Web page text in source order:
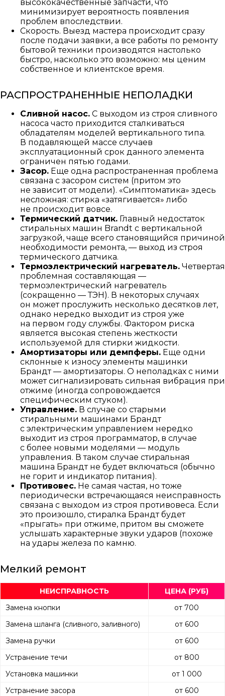
высококачественные запчасти, что
минимизирует вероятность появления
проблем впоследствии.
Скорость. Выезд мастера происходит сразу
после подачи заявки, а все работы по ремонту
бытовой техники производятся настолько
быстро, насколько это возможно: мы ценим
собственное и клиентское время.
РАСПРОСТРАНЕННЫЕ НЕПОЛАДКИ
Сливной насос. С выходом из строя сливного
насоса часто приходится сталкиваться
обладателям моделей вертикального типа.
В подавляющей массе случаев
эксплуатационный срок данного элемента
ограничен пятью годами.
Засор. Еще одна распространенная проблема
связана с засором систем (притом это
не зависит от модели). «Симптоматика» здесь
несложная: стирка «затягивается» либо
не происходит вовсе.
Термический датчик. Главный недостаток
стиральных машин Brandt с вертикальной
загрузкой, чаще всего становящийся причиной
необходимости ремонта, — выход из строя
термического датчика.
Термоэлектрический нагреватель. Четвертая
проблемная составляющая —
термоэлектрический нагреватель
(сокращенно — ТЭН). В некоторых случаях
он может прослужить несколько десятков лет,
однако нередко выходит из строя уже
на первом году службы. Фактором риска
является высокая степень жесткости
используемой для стирки жидкости.
Амортизаторы или демпферы. Еще одни
склонные к износу элементы машинки
Брандт — амортизаторы. О неполадках с ними
может сигнализировать сильная вибрация при
отжиме (иногда сопровождается
специфическим стуком).
Управление. В случае со старыми
стиральными машинами Брандт
с электрическим управлением нередко
выходит из строя программатор, в случае
с более новыми моделями — модуль
управления. В таком случае стиральная
машина Брандт не будет включаться (обычно
не горит и индикатор питания).
Противовес. Не самая частая, но тоже
периодически встречающаяся неисправность
связана с выходом из строя противовеса. Если
это произошло, стиралка Брандт будет
«прыгать» при отжиме, притом вы сможете
услышать характерные звуки ударов (похоже
на удары железа по камню.
Мелкий ремонт
НЕИСПРАВНОСТЬ
ЦЕНА (РУБ)
Замена кнопки
от 700
Замена шланга (сливного, заливного)
от 600
Замена ручки
от 600
Устранение течи
от 800
Установка машинки
от 1 000
Устранение засора
от 600